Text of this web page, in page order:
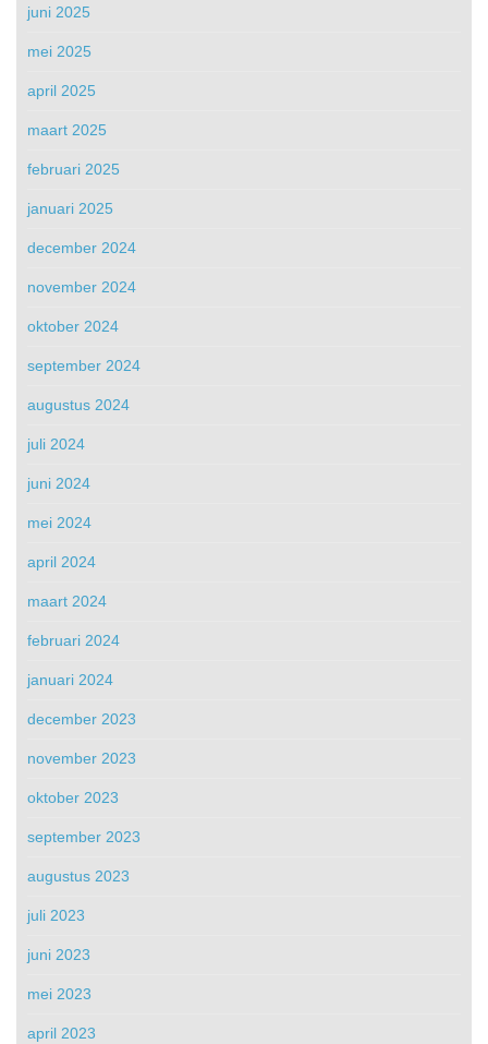
juni 2025
mei 2025
april 2025
maart 2025
februari 2025
januari 2025
december 2024
november 2024
oktober 2024
september 2024
augustus 2024
juli 2024
juni 2024
mei 2024
april 2024
maart 2024
februari 2024
januari 2024
december 2023
november 2023
oktober 2023
september 2023
augustus 2023
juli 2023
juni 2023
mei 2023
april 2023